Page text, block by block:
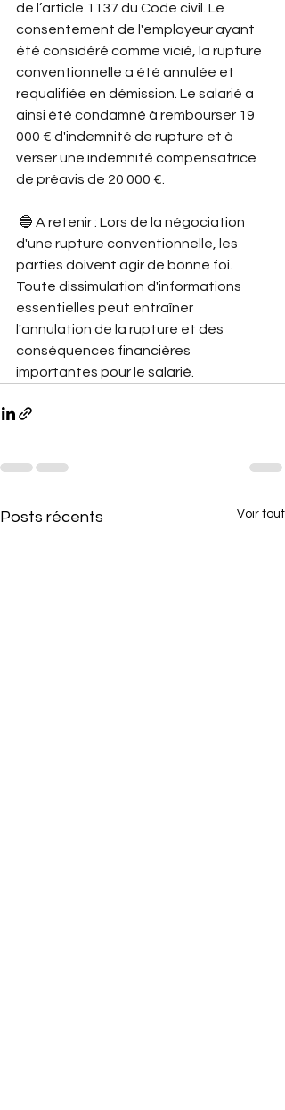
de l’article 1137 du Code civil. Le
consentement de l'employeur ayant
été considéré comme vicié, la rupture
conventionnelle a été annulée et
requalifiée en démission. Le salarié a
ainsi été condamné à rembourser 19
000 € d'indemnité de rupture et à
verser une indemnité compensatrice
de préavis de 20 000 €.
🔵 A retenir : Lors de la négociation
d'une rupture conventionnelle, les
parties doivent agir de bonne foi.
Toute dissimulation d'informations
essentielles peut entraîner
l'annulation de la rupture et des
conséquences financières
importantes pour le salarié.
Posts récents Voir tout